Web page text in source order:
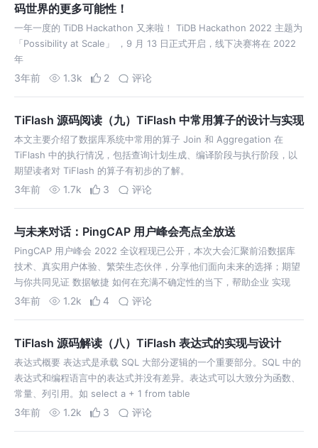
码世界的更多可能性！
一年一度的 TiDB Hackathon 又来啦！ TiDB Hackathon 2022 主题为
「Possibility at Scale」 ，9 月 13 日正式开启，线下决赛将在 2022
年
3年前 1.3k 2 评论
TiFlash 源码阅读（九）TiFlash 中常用算子的设计与实现
本文主要介绍了数据库系统中常用的算子 Join 和 Aggregation 在
TiFlash 中的执行情况，包括查询计划生成、编译阶段与执行阶段，以
期望读者对 TiFlash 的算子有初步的了解。
3年前 1.7k 3 评论
与未来对话：PingCAP 用户峰会亮点全放送
PingCAP 用户峰会 2022 全议程现已公开，本次大会汇聚前沿数据库
技术、真实用户体验、繁荣生态伙伴，分享他们面向未来的选择；期望
与你共同见证 数据敏捷 如何在充满不确定性的当下，帮助企业 实现
3年前 1.2k 4 评论
TiFlash 源码解读（八）TiFlash 表达式的实现与设计
表达式概要 表达式是承载 SQL 大部分逻辑的一个重要部分。SQL 中的
表达式和编程语言中的表达式并没有差异。表达式可以大致分为函数、
常量、列引用。如 select a + 1 from table
3年前 1.2k 3 评论